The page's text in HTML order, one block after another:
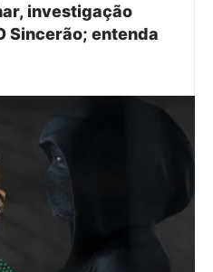
investigação
Sincerão; entenda